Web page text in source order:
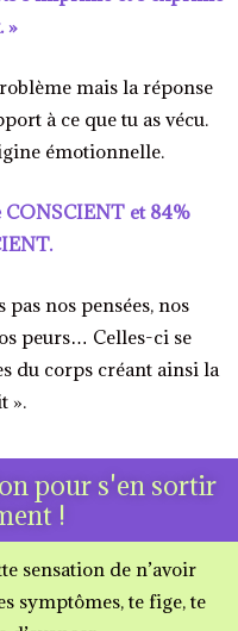
»
mais la réponse
à ce que tu as vécu.
émotionnelle.
CONSCIENT et 84%
nos pensées, nos
peurs… Celles-ci se
du corps créant ainsi la
».
pour s'en sortir
!
sensation de n’avoir
symptômes, te fige, te